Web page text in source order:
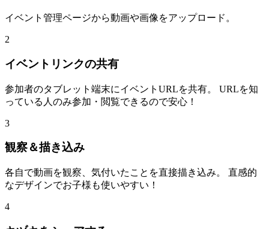
イベント管理ページから動画や画像をアップロード。
2
イベントリンクの共有
参加者のタブレット端末にイベントURLを共有。 URLを知
っている人のみ参加・閲覧できるので安心！
3
観察＆描き込み
各自で動画を観察、気付いたことを直接描き込み。 直感的
なデザインでお子様も使いやすい！
4